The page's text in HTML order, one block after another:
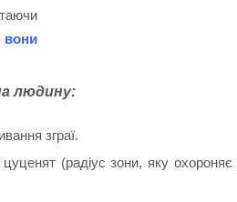
вони
людину:
зграї.
(радіус зони, яку охороняє